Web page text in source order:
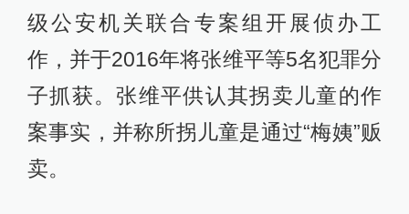
级公安机关联合专案组开展侦办工
作，并于2016年将张维平等5名犯罪分
子抓获。张维平供认其拐卖儿童的作
案事实，并称所拐儿童是通过“梅姨”贩
卖。